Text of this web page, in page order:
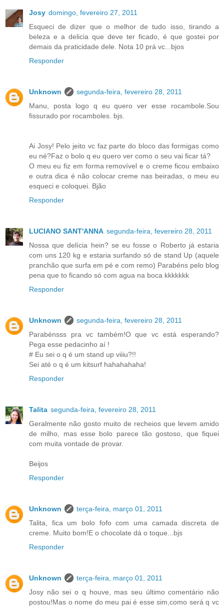
Josy domingo, fevereiro 27, 2011
Esqueci de dizer que o melhor de tudo isso, tirando a
beleza e a delicia que deve ter ficado, é que gostei por
demais da praticidade dele. Nota 10 prá vc...bjos
Responder
Unknown
segunda-feira, fevereiro 28, 2011
Manu, posta logo q eu quero ver esse rocambole.Sou
fissurado por rocamboles. bjs.
Ai Josy! Pelo jeito vc faz parte do bloco das formigas como
eu né?Faz o bolo q eu quero ver como o seu vai ficar tá?
O meu eu fiz em forma removível e o creme ficou embaixo
e outra dica é não colocar creme nas beiradas, o meu eu
esqueci e coloquei. Bjão
Responder
LUCIANO SANT'ANNA segunda-feira, fevereiro 28, 2011
Nossa que delícia hein? se eu fosse o Roberto já estaria
com uns 120 kg e estaria surfando só de stand Up (aquele
pranchão que surfa em pé e com remo) Parabéns pelo blog
pena que to ficando só com agua na boca kkkkkkk
Responder
Unknown
segunda-feira, fevereiro 28, 2011
Parabénsss pra vc também!O que vc está esperando?
Pega esse pedacinho aí !
# Eu sei o q é um stand up viiiu?!!
Sei até o q é um kitsurf hahahahaha!
Responder
Talita segunda-feira, fevereiro 28, 2011
Geralmente não gosto muito de recheios que levem amido
de milho, mas esse bolo parece tão gostoso, que fiquei
com muita vontade de provar.
Beijos
Responder
Unknown
terça-feira, março 01, 2011
Talita, fica um bolo fofo com uma camada discreta de
creme. Muito bom!E o chocolate dá o toque...bjs
Responder
Unknown
terça-feira, março 01, 2011
Josy não sei o q houve, mas seu último comentário não
postou!Mas o nome do meu pai é esse sim,como será q vc